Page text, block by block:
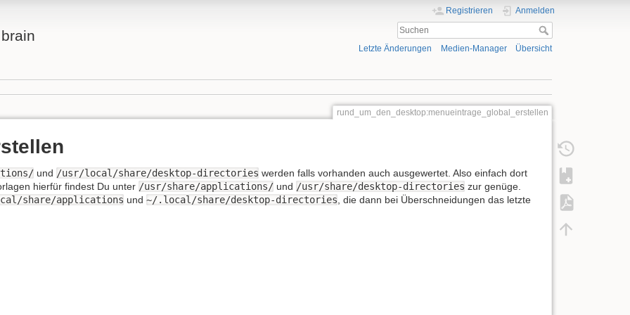
Registrieren Anmelden
Letzte Änderungen Medien-Manager Übersicht
rund_um_den_desktop:menueintrage_global_erstellen
und /usr/local/share/desktop-directories werden falls vorhanden auch ausgewertet. Also einfach dort
hierfür findest Du unter /usr/share/applications/ und /usr/share/desktop-directories zur genüge.
share/applications und~/.local/share/desktop-directories, die dann bei Überschneidungen das letzte